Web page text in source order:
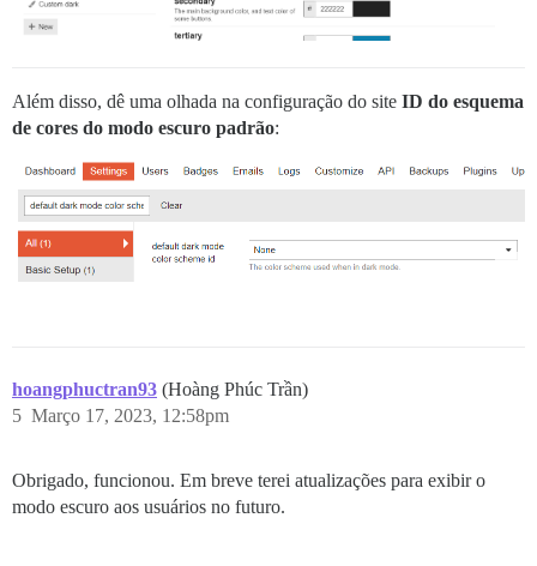
Além disso, dê uma olhada na configuração do site ID do esquema
de cores do modo escuro padrão:
hoangphuctran93 (Hoàng Phúc Trần)
Março 17, 2023, 12:58pm
5
Obrigado, funcionou. Em breve terei atualizações para exibir o
modo escuro aos usuários no futuro.